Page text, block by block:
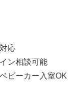
応
ン相談可能
ビーカー入室OK